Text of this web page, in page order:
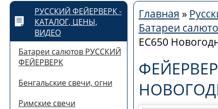
РУССКИЙ ФЕЙЕРВЕРК -
КАТАЛОГ, ЦЕНЫ,
ВИДЕО
Батареи салютов РУССКИЙ
ФЕЙЕРВЕРК
Бенгальские свечи, огни
Римские свечи
Главная »
Батареи
ЕС650